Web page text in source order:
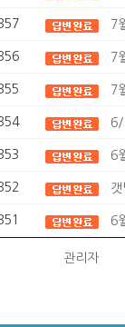
7
7
7
6/
6
6
관리자